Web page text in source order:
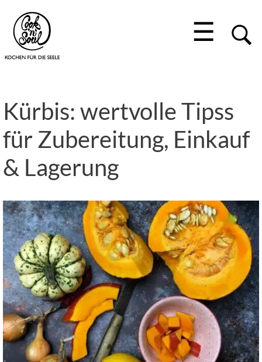
☰
Kürbis: wertvolle Tipss
für Zubereitung, Einkauf
& Lagerung